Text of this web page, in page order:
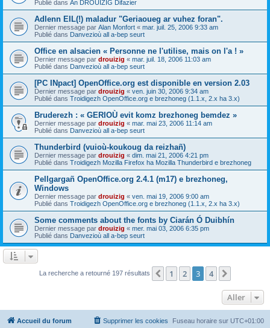
Publié dans An DROUIZIG Difazier
Adlenn EIL(!) maladur "Geriaoueg ar vuhez foran".
Dernier message par Alan Monfort « mar. juil. 25, 2006 9:33 am
Publié dans Danvezioù all a-bep seurt
Office en alsacien « Personne ne l'utilise, mais on l'a ! »
Dernier message par drouizig « mar. juil. 18, 2006 11:03 am
Publié dans Danvezioù all a-bep seurt
[PC INpact] OpenOffice.org est disponible en version 2.03
Dernier message par drouizig « ven. juin 30, 2006 9:34 am
Publié dans Troidigezh OpenOffice.org e brezhoneg (1.1.x, 2.x ha 3.x)
Bruderezh : « GERIOÙ evit komz brezhoneg bemdez »
Dernier message par drouizig « mar. mai 23, 2006 11:14 am
Publié dans Danvezioù all a-bep seurt
Thunderbird (vuioù-koukoug da reizhañ)
Dernier message par drouizig « dim. mai 21, 2006 4:21 pm
Publié dans Troidigezh Mozilla Firefox ha Mozilla Thunderbird e brezhoneg
Pellgargañ OpenOffice.org 2.4.1 (m17) e brezhoneg,
Windows
Dernier message par drouizig « ven. mai 19, 2006 9:00 am
Publié dans Troidigezh OpenOffice.org e brezhoneg (1.1.x, 2.x ha 3.x)
Some comments about the fonts by Ciarán Ó Duibhín
Dernier message par drouizig « mer. mai 03, 2006 6:35 pm
Publié dans Danvezioù all a-bep seurt
La recherche a retourné 197 résultats Précédent
1 2 3 4
Aller
Accueil du forum Fuseau horaire sur UTC+01:00
Supprimer les cookies